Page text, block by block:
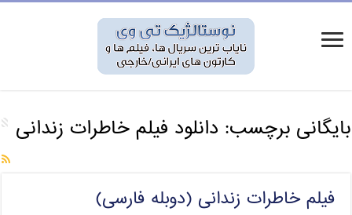
بایگانی برچسب: دانلود فیلم خاطرات زندانی
فیلم خاطرات زندانی (دوبله فارسی)